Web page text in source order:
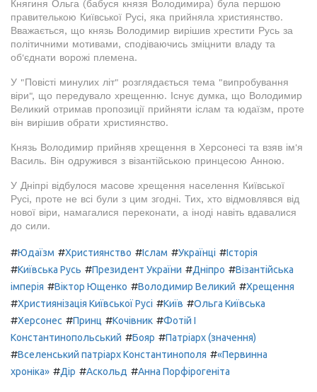
Княгиня Ольга (бабуся князя Володимира) була першою
правителькою Київської Русі, яка прийняла християнство.
Вважається, що князь Володимир вирішив хрестити Русь за
політичними мотивами, сподіваючись зміцнити владу та
об'єднати ворожі племена.
У "Повісті минулих літ" розглядається тема "випробування
віри", що передувало хрещенню. Існує думка, що Володимир
Великий отримав пропозиції прийняти іслам та юдаїзм, проте
він вирішив обрати християнство.
Князь Володимир прийняв хрещення в Херсонесі та взяв ім'я
Василь. Він одружився з візантійською принцесою Анною.
У Дніпрі відбулося масове хрещення населення Київської
Русі, проте не всі були з цим згодні. Тих, хто відмовлявся від
нової віри, намагалися переконати, а іноді навіть вдавалися
до сили.
#Юдаїзм #Християнство #Іслам #Українці #Історія
#Київська Русь #Президент України #Дніпро #Візантійська
імперія #Віктор Ющенко #Володимир Великий #Хрещення
#Християнізація Київської Русі #Київ #Ольга Київська
#Херсонес #Принц #Кочівник #Фотій I
Константинопольський #Бояр #Патріарх (значення)
#Вселенський патріарх Константинополя #«Первинна
хроніка» #Дір #Аскольд #Анна Порфірогеніта